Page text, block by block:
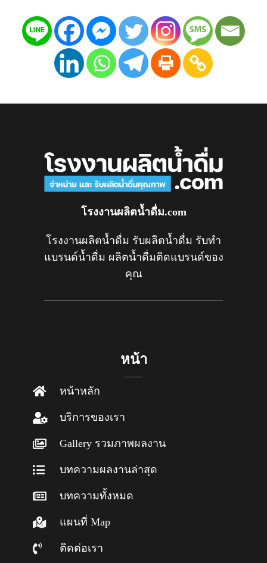
โรงงานผลิตน้ำดื่ม.com
โรงงานผลิตน้ำดื่ม รับผลิตน้ำดื่ม รับทำ
แบรนด์น้ำดื่ม ผลิตน้ำดื่มติดแบรนด์ของ
คุณ
หน้า
หน้าหลัก
บริการของเรา
Gallery รวมภาพผลงาน
บทความผลงานล่าสุด
บทความทั้งหมด
แผนที่ Map
ติดต่อเรา